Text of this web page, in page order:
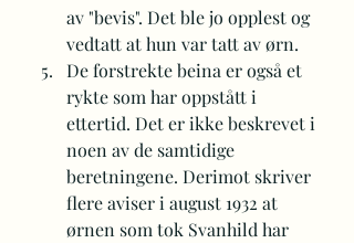
av "bevis". Det ble jo opplest og
vedtatt at hun var tatt av ørn.
De forstrekte beina er også et
rykte som har oppstått i
ettertid. Det er ikke beskrevet i
noen av de samtidige
beretningene. Derimot skriver
flere aviser i august 1932 at
ørnen som tok Svanhild har